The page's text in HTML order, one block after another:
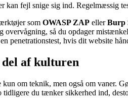
kan fejl snige sig ind. Regelmæssig
som OWASP ZAP ellerBurp
overvågning, så du opdager
penetrationstest, hvis dit website
del af kulturen
om teknik, men også om vaner.
du tænker sikkerhed ind,